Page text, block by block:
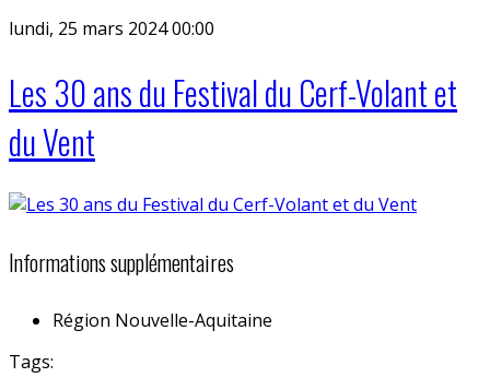
lundi, 25 mars 2024 00:00
Les 30 ans du Festival du Cerf-Volant et
du Vent
Informations supplémentaires
Région Nouvelle-Aquitaine
Tags: